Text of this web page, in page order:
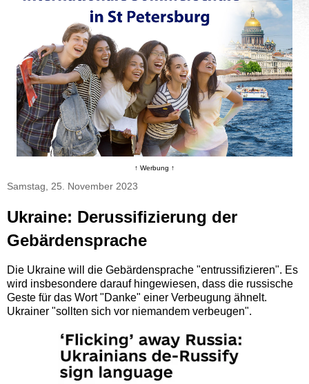
↑ Werbung ↑
Samstag, 25. November 2023
Ukraine: Derussifizierung der
Gebärdensprache
Die Ukraine will die Gebärdensprache "entrussifizieren". Es
wird insbesondere darauf hingewiesen, dass die russische
Geste für das Wort "Danke" einer Verbeugung ähnelt.
Ukrainer "sollten sich vor niemandem verbeugen".